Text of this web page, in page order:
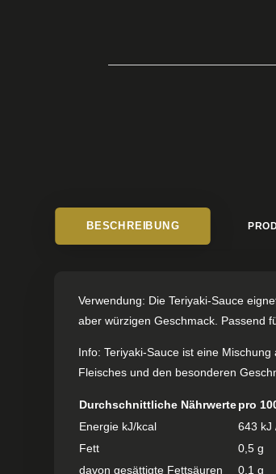
BESCHREIBUNG
Verwendung: Die Teriyaki-Sauce
aber würzigen Geschmack. Passend
Info: Teriyaki-Sauce ist eine
Fleisches und den besonderen
Durchschnittliche Nährwertepro
Energie kJ/kcal
643 kJ
Fett
0,5 g
davon gesättigte Fettsäuren
0,1 g